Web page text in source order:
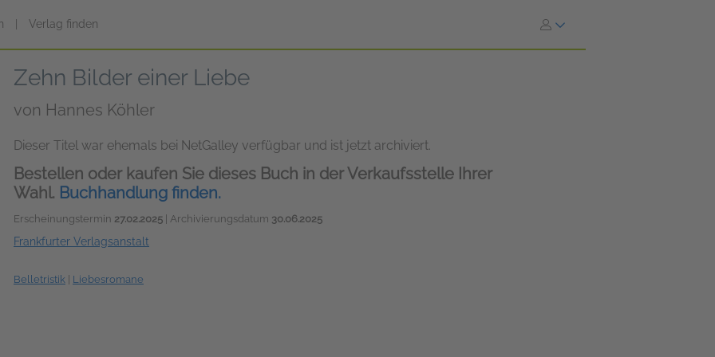
Verlag finden
Zehn Bilder einer Liebe
von Hannes Köhler
Dieser Titel war ehemals bei NetGalley verfügbar und ist jetzt archiviert.
Bestellen oder kaufen Sie dieses Buch in der Verkaufsstelle Ihrer
Wahl. Buchhandlung finden.
Erscheinungstermin 27.02.2025 | Archivierungsdatum 30.06.2025
Frankfurter Verlagsanstalt
Belletristik Liebesromane